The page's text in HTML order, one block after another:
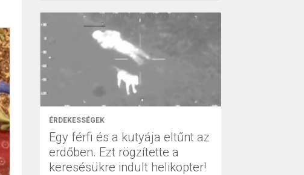
ÉRDEKESSÉGEK
Egy férfi és a kutyája eltűnt az
erdőben. Ezt rögzítette a
keresésükre indult helikopter!